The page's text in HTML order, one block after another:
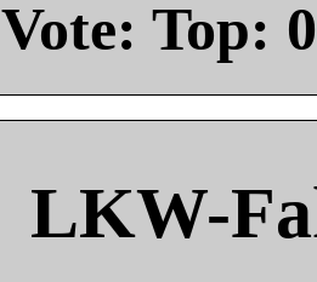
Vote: Top: 0
LKW-